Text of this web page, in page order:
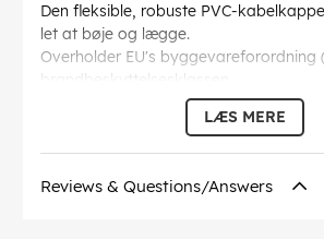
Den fleksible, robuste PVC-
let at bøje og lægge.
Overholder EU's byggevareforordning
brandbeskyttelsesklassen
Goobay hi-fi højttalerkablet, der
kan du selv sammensætte det til den
anvendelse.
Inderleder tværsnit: 0.75 mm²
LÆS MERE
Reviews & Questions/Answers